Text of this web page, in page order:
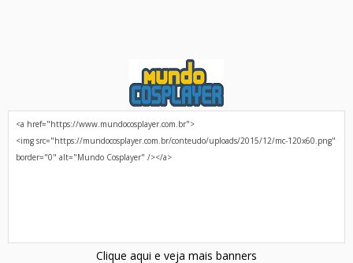
Clique aqui e veja mais banners